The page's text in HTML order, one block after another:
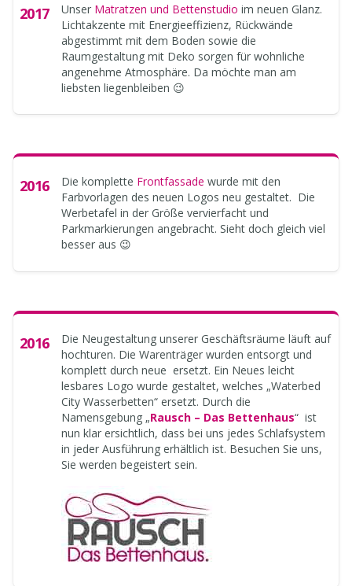
2017 Unser Matratzen und Bettenstudio im neuen Glanz.
Lichtakzente mit Energieeffizienz, Rückwände
abgestimmt mit dem Boden sowie die
Raumgestaltung mit Deko sorgen für wohnliche
angenehme Atmosphäre. Da möchte man am
liebsten liegenbleiben 😉
2016 Die komplette Frontfassade wurde mit den
Farbvorlagen des neuen Logos neu gestaltet. Die
Werbetafel in der Größe vervierfacht und
Parkmarkierungen angebracht. Sieht doch gleich viel
besser aus 😉
2016
Die Neugestaltung unserer Geschäftsräume läuft auf
hochturen. Die Warenträger wurden entsorgt und
komplett durch neue ersetzt. Ein Neues leicht
lesbares Logo wurde gestaltet, welches „Waterbed
City Wasserbetten“ ersetzt. Durch die
Namensgebung „Rausch – Das Bettenhaus“ ist
nun klar ersichtlich, dass bei uns jedes Schlafsystem
in jeder Ausführung erhältlich ist. Besuchen Sie uns,
Sie werden begeistert sein.